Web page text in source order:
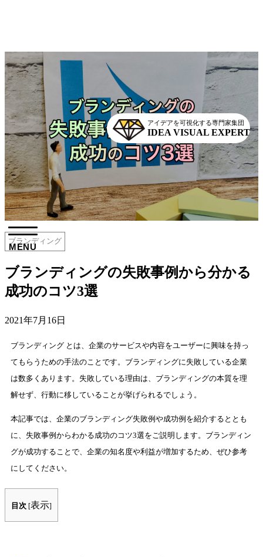
MENU
報
アイヴィクス株式会社をご愛
だ...
詳しくはこちら
界…ノーコードデー
詳しくはこちら
アイデアを可視化する専門家集団
IDEA VISUAL EXPERT
ブランディング
ブランディングの失敗事例から分かる
成功のコツ3選
2021年7月16日
ブランディング とは、企業のサービスや内容をユーザーに興味を持っ
てもらうための手法のことです。ブランディングに失敗している企業
は数多くあります。失敗している理由は、ブランディングの本質を理
解せず、行動に移していることが挙げられるでしょう。
本記事では、企業のブランディング失敗例や成功例を紹介するととも
に、失敗事例からわかる成功のコツ3選をご説明します。ブランディン
グが成功することで、企業の知名度や利益が増加するため、ぜひ参考
にしてください。
目次 [表示]